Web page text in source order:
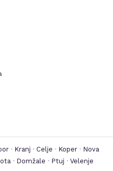
· Kranj · Celje · Koper · Nova
· Domžale · Ptuj · Velenje